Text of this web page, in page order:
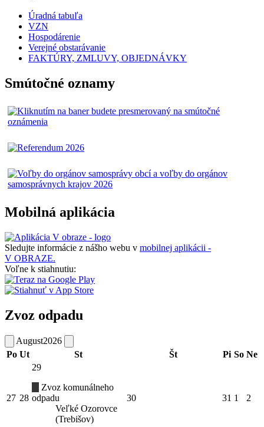
Úradná tabuľa
VZN
Hospodárenie
Verejné obstarávanie
FAKTÚRY, ZMLUVY, OBJEDNÁVKY
Smútočné oznamy
Mobilná aplikácia
Sledujte informácie z nášho webu v mobilnej aplikácii -
V OBRAZE.
Voľne k stiahnutiu:
Zvoz odpadu
August2026
Po Ut St Št Pi So Ne
27 28
29
Zvoz komunálneho
odpadu
Veľké Ozorovce
(Trebišov)
30 31 1 2